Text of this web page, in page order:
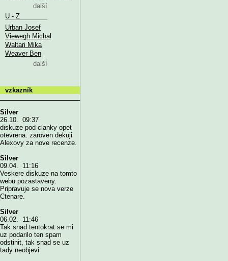
další
U - Z
Urban Josef
Viewegh Michal
Waltari Mika
Weaver Ben
další
vzkazník
Silver
26.10. 09:37
diskuze pod clanky opet
otevrena. zaroven dekuji
Alexovy za nove recenze.
Silver
09.04. 11:16
Veskere diskuze na tomto
webu pozastaveny.
Pripravuje se nova verze
Ctenare.
Silver
06.02. 11:46
Tak snad tentokrat se mi
uz podarilo ten spam
odstinit, tak snad se uz
tady neobjevi